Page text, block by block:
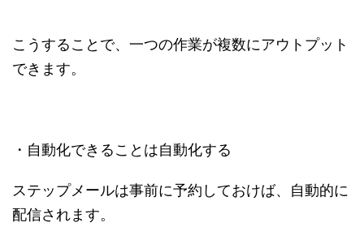
こうすることで、一つの作業が複数にアウトプット
できます。
・自動化できることは自動化する
ステップメールは事前に予約しておけば、自動的に
配信されます。